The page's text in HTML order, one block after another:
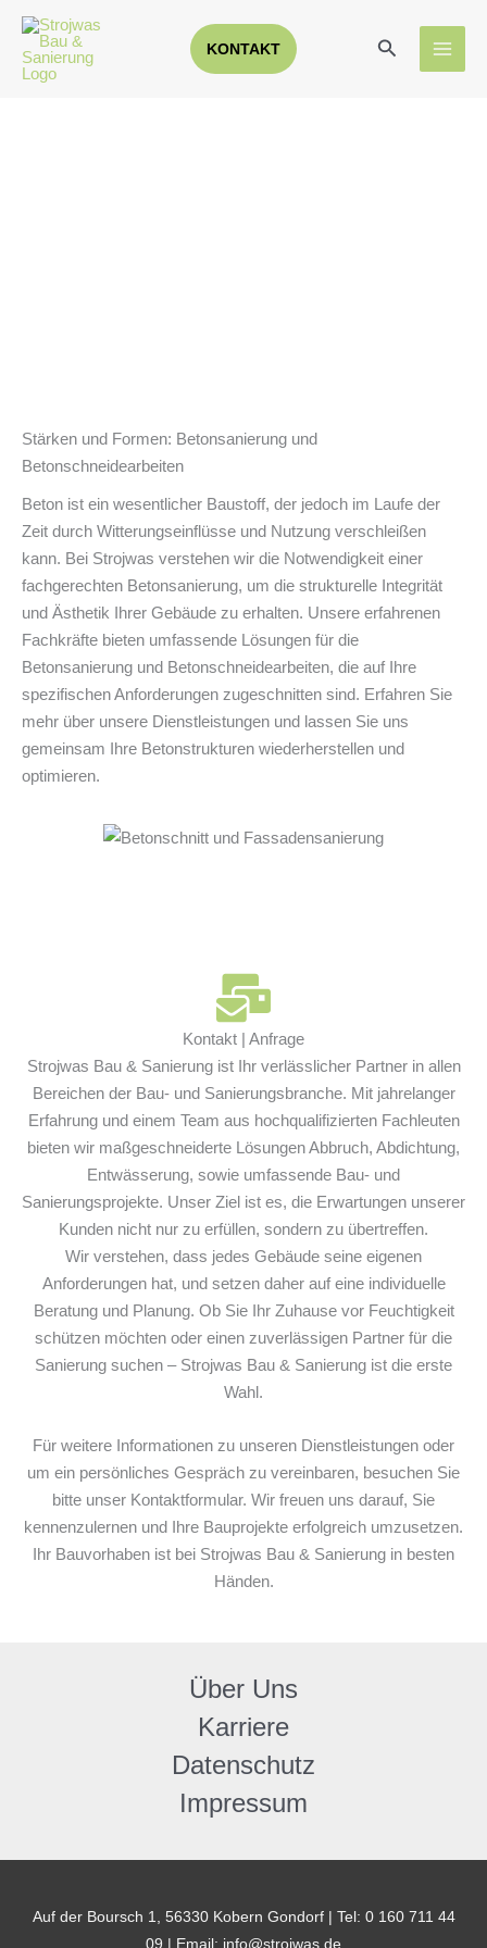
Zum
Inhalt
springen
KONTAKT Suchen
Stärken und Formen: Betonsanierung und
Betonschneidearbeiten
Beton ist ein wesentlicher Baustoff, der jedoch im Laufe der
Zeit durch Witterungseinflüsse und Nutzung verschleißen
kann. Bei Strojwas verstehen wir die Notwendigkeit einer
fachgerechten Betonsanierung, um die strukturelle Integrität
und Ästhetik Ihrer Gebäude zu erhalten. Unsere erfahrenen
Fachkräfte bieten umfassende Lösungen für die
Betonsanierung und Betonschneidearbeiten, die auf Ihre
spezifischen Anforderungen zugeschnitten sind. Erfahren Sie
mehr über unsere Dienstleistungen und lassen Sie uns
gemeinsam Ihre Betonstrukturen wiederherstellen und
optimieren.
Kontakt | Anfrage
Strojwas Bau & Sanierung ist Ihr verlässlicher Partner in allen
Bereichen der Bau- und Sanierungsbranche. Mit jahrelanger
Erfahrung und einem Team aus hochqualifizierten Fachleuten
bieten wir maßgeschneiderte Lösungen Abbruch, Abdichtung,
Entwässerung, sowie umfassende Bau- und
Sanierungsprojekte. Unser Ziel ist es, die Erwartungen unserer
Kunden nicht nur zu erfüllen, sondern zu übertreffen.
Wir verstehen, dass jedes Gebäude seine eigenen
Anforderungen hat, und setzen daher auf eine individuelle
Beratung und Planung. Ob Sie Ihr Zuhause vor Feuchtigkeit
schützen möchten oder einen zuverlässigen Partner für die
Sanierung suchen – Strojwas Bau & Sanierung ist die erste
Wahl.
Für weitere Informationen zu unseren Dienstleistungen oder
um ein persönliches Gespräch zu vereinbaren, besuchen Sie
bitte unser Kontaktformular. Wir freuen uns darauf, Sie
kennenzulernen und Ihre Bauprojekte erfolgreich umzusetzen.
Ihr Bauvorhaben ist bei Strojwas Bau & Sanierung in besten
Händen.
Über Uns
Karriere
Datenschutz
Impressum
Auf der Boursch 1, 56330 Kobern Gondorf | Tel: 0 160 711 44
09 | Email: info@strojwas.de